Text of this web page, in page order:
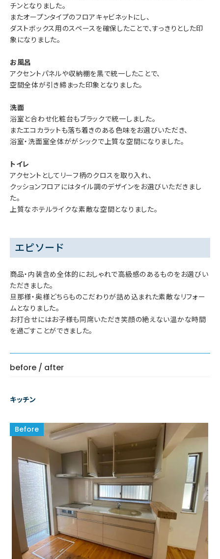
チンとなりました。
またオープンタイプのフロアキャビネットにし、
ダストボックス用のスペースを確保したことで、すっきりとした印
象になりました。
お風呂
アクセントパネルや収納棚を黒で統一したことで、
空間全体が引き締まった印象となりました。
洗面
浴室と合わせ化粧台もブラックで統一しました。
またエコカラットも落ち着きのある色味をお選びいただき、
浴室・洗面室全体ががシックで上質な空間になりました。
トイレ
アクセントとしてリーフ柄のクロスを取り入れ、
クッションフロアにはタイル調のデザインをお選びいただきまし
た。
上質なホテルライクな素敵な空間となりました。
エピソード
商品・内装含め全体的におしゃれで高級感のあるものをお選びい
ただきました。
旦那様・奥様どちらものこだわりが詰め込まれた素敵なリフォー
ムとなりました。
お打合せにはお子様も同席いただき笑顔の絶えない温かな時間
を過ごすことができました。
before / after
キッチン